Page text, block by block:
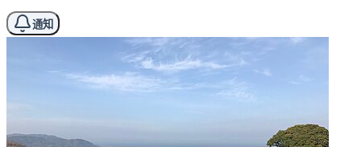
通知